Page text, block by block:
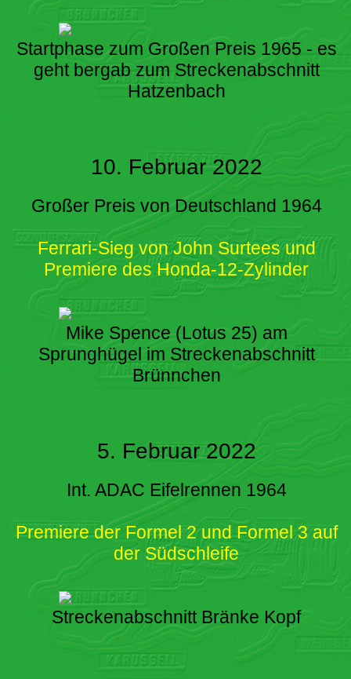
Startphase zum Großen Preis 1965 - es
geht bergab zum Streckenabschnitt
Hatzenbach
10. Februar 2022
Großer Preis von Deutschland 1964
Ferrari-Sieg von John Surtees und
Premiere des Honda-12-Zylinder
Mike Spence (Lotus 25) am
Sprunghügel im Streckenabschnitt
Brünnchen
5. Februar 2022
Int. ADAC Eifelrennen 1964
Premiere der Formel 2 und Formel 3 auf
der Südschleife
Streckenabschnitt Bränke Kopf